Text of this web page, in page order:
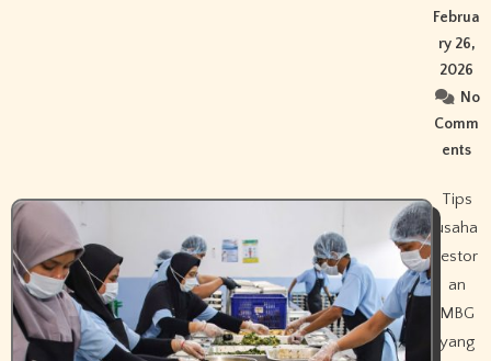
Februa
ry 26,
2026
No
Comm
ents
Tips
usaha
restor
an
MBG
yang